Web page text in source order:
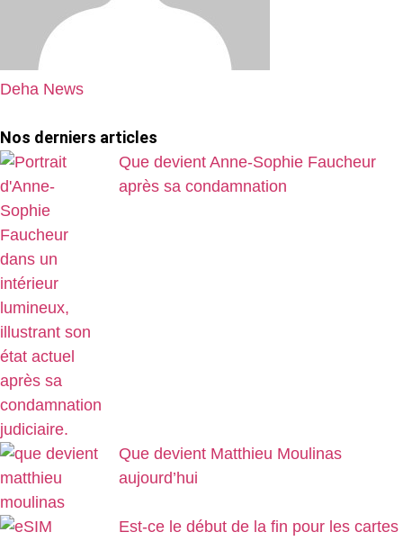
Deha News
Nos derniers articles
Que devient Anne-Sophie Faucheur
après sa condamnation
Que devient Matthieu Moulinas
aujourd’hui
Est-ce le début de la fin pour les cartes